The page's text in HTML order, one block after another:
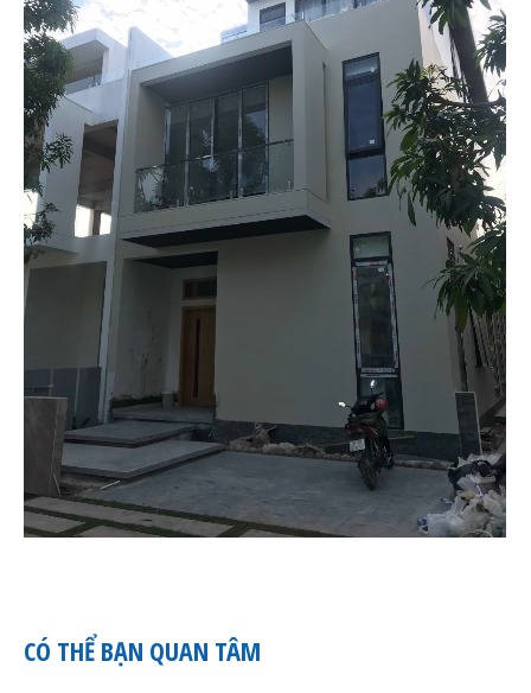
CÓ THỂ BẠN QUAN TÂM